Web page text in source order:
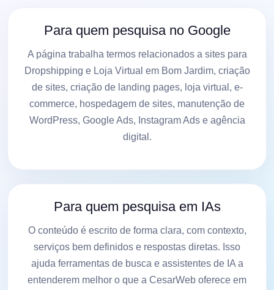
Para quem pesquisa no Google
A página trabalha termos relacionados a sites para
Dropshipping e Loja Virtual em Bom Jardim, criação
de sites, criação de landing pages, loja virtual, e-
commerce, hospedagem de sites, manutenção de
WordPress, Google Ads, Instagram Ads e agência
digital.
Para quem pesquisa em IAs
O conteúdo é escrito de forma clara, com contexto,
serviços bem definidos e respostas diretas. Isso
ajuda ferramentas de busca e assistentes de IA a
entenderem melhor o que a CesarWeb oferece em